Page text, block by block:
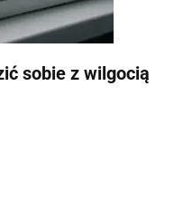
sobie z wilgocią